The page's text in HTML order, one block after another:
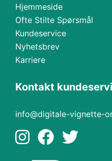
Hjemmeside
Ofte Stilte Spørsmål
Kundeservice
Nyhetsbrev
Karriere
Kontakt
info@digitale-vignette-